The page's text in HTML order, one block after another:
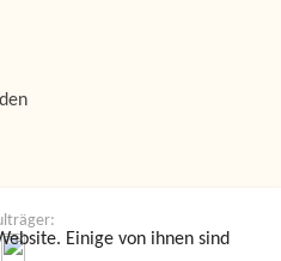
Einige von ihnen sind